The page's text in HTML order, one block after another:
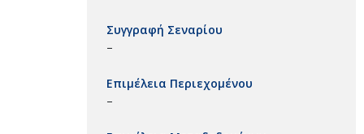
Συγγραφή Σεναρίου
–
Επιμέλεια Περιεχομένου
–